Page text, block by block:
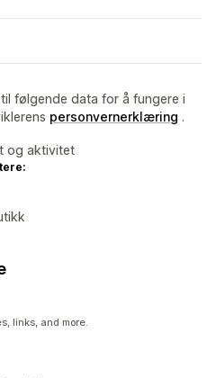
følgende data for å fungere i
personvernerklæring .
og aktivitet
links, and more.